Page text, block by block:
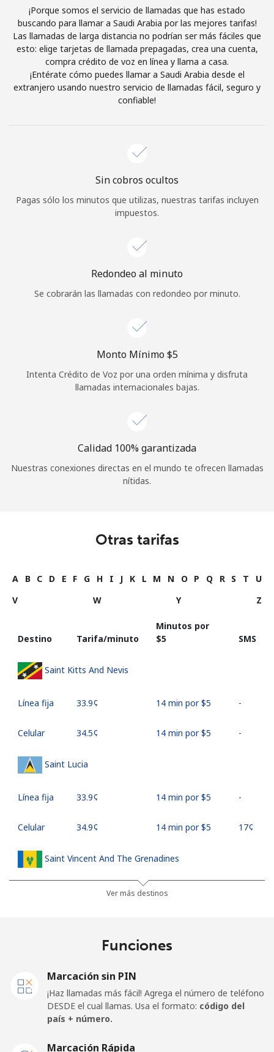
Únete
¡Hola!
¿Olvidaste tu contraseña? →
Iniciar Sesión
¡Porque somos el servicio de llamadas que has estado
buscando para llamar a Saudi Arabia por las mejores tarifas!
Las llamadas de larga distancia no podrían ser más fáciles que
esto: elige tarjetas de llamada prepagadas, crea una cuenta,
compra crédito de voz en línea y llama a casa.
¡Entérate cómo puedes llamar a Saudi Arabia desde el
extranjero usando nuestro servicio de llamadas fácil, seguro y
confiable!
Sin cobros ocultos
Pagas sólo los minutos que utilizas, nuestras tarifas incluyen
impuestos.
Redondeo al minuto
Se cobrarán las llamadas con redondeo por minuto.
Monto Mínimo ⁦$5⁩
Intenta Crédito de Voz por una orden mínima y disfruta
llamadas internacionales bajas.
Calidad 100% garantizada
Nuestras conexiones directas en el mundo te ofrecen llamadas
nítidas.
Otras tarifas
A B C D E F G H I J K L M N O P Q R S T
U
V
W Y Z
Destino Tarifa/minuto
Minutos por
⁦$5⁩
SMS
Saint Kitts And Nevis
Línea fija ⁦33.9¢⁩ 14 min por ⁦$5⁩ -
Celular ⁦34.5¢⁩ 14 min por ⁦$5⁩ -
Saint Lucia
Línea fija ⁦33.9¢⁩ 14 min por ⁦$5⁩ -
Celular ⁦34.9¢⁩ 14 min por ⁦$5⁩ ⁦17¢⁩
Saint Vincent And The Grenadines
16 min por ⁦$5⁩
Línea fija
⁦133.9¢⁩
San Marino
Ver más destinos
Funciones
Marcación sin PIN
¡Haz llamadas más fácil! Agrega el número de teléfono
DESDE el cual llamas. Usa el formato: código del
país + número.
Marcación Rápida